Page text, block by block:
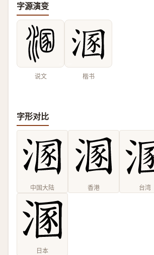
字源演变
说文 楷书
字形对比
中国大陆 香港 台湾
日本